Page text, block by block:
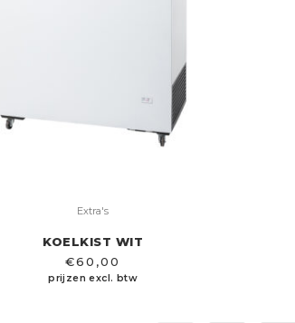
Extra's
KOELKIST WIT
€60,00
prijzen excl. btw